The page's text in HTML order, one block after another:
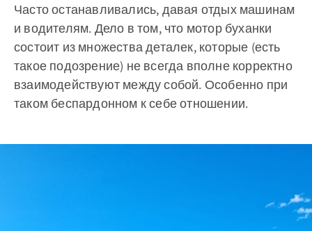
Часто останавливались, давая отдых машинам
и водителям. Дело в том, что мотор буханки
состоит из множества деталек, которые (есть
такое подозрение) не всегда вполне корректно
взаимодействуют между собой. Особенно при
таком беспардонном к себе отношении.